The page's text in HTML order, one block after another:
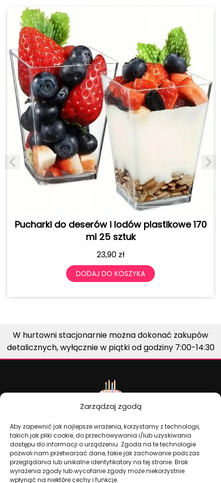
Zarządzaj zgodą
Aby zapewnić jak najlepsze wrażenia, korzystamy z technologii,
takich jak pliki cookie, do przechowywania i/lub uzyskiwania
dostępu do informacji o urządzeniu. Zgoda na te technologie
pozwoli nam przetwarzać dane, takie jak zachowanie podczas
przeglądania lub unikalne identyfikatory na tej stronie. Brak
wyrażenia zgody lub wycofanie zgody może niekorzystnie
wpłynąć na niektóre cechy i funkcje.
do deserów i lodów plastikowe 170
ml 25 sztuk
DODAJ DO KOSZYKA
Pucharki
W hurtowni stacjonarnie można dokonać zakupów
detalicznych, wyłącznie w piątki od godziny 7:00-14:30
Dekoracje na torty i akcesoria imprezowe